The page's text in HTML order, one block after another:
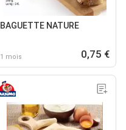
BAGUETTE NATURE
1 mois 0,75 €